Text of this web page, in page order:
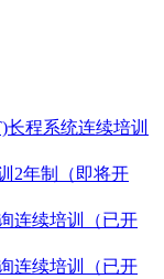
长程系统连续培训
2年制（即将开
连续培训（已开
连续培训（已开